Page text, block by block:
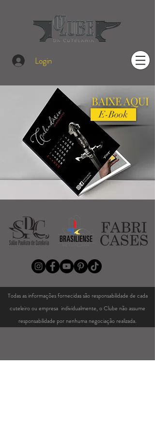
Login
BAIXE AQUI
E-Book
Todas as informações fornecidas são responsabilidade de cada
cuteleiro ou empresa individualmente, o Clube não assume
responsabilidade por nenhuma negociação realizada.